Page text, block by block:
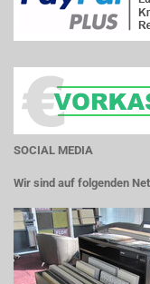
SOCIAL MEDIA
Wir sind auf folgenden